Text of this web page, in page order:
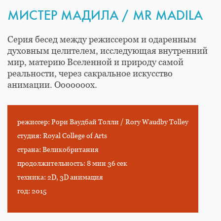
МИСТЕР МАДИЛА / MR MADILA
Серия бесед между режиссером и одаренным
духовным целителем, исследующая внутренний
мир, материю Вселенной и природу самой
реальности, через сакральное искусство
анимации. Ооооооох.
режиссер: Рори Ваудбай Толли / Rory Waudby Tolley
студия: Royal College of Arts
страна: Великобритания
продолжительность: 8 мин 36 сек
техника: 2D, 3D анимация
год: 2015